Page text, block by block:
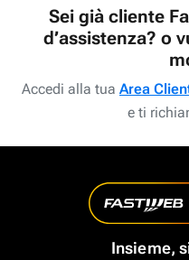
Sei già cliente
d’assistenza? o
Accedi alla tua Area
e ti
Insieme,